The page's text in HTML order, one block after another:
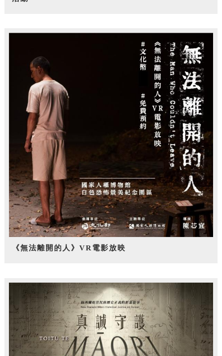
《無法離開的人》VR電影放映